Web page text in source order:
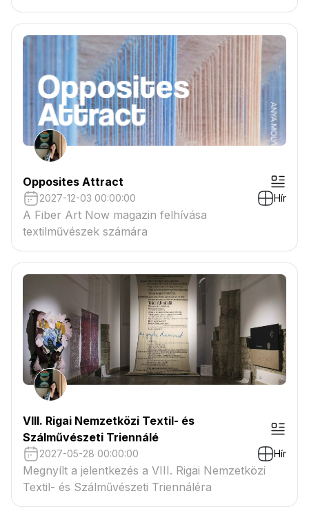
tartaléklistás pályázók névsora megtekinthető a
csatolmányban
Opposites Attract
2027-12-03 00:00:00 Hír
A Fiber Art Now magazin felhívása
textilművészek számára
VIII. Rigai Nemzetközi Textil- és
Szálművészeti Triennálé
2027-05-28 00:00:00 Hír
Megnyílt a jelentkezés a VIII. Rigai Nemzetközi
Textil- és Szálművészeti Triennáléra